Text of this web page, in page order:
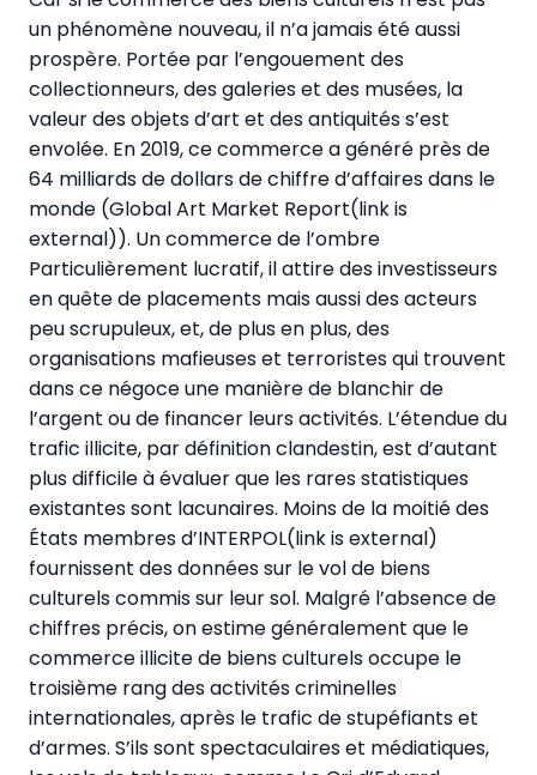
un phénomène nouveau, il n’a jamais été aussi
prospère. Portée par l’engouement des
collectionneurs, des galeries et des musées, la
valeur des objets d’art et des antiquités s’est
envolée. En 2019, ce commerce a généré près de
64 milliards de dollars de chiffre d’affaires dans le
monde (Global Art Market Report(link is
external)). Un commerce de l’ombre
Particulièrement lucratif, il attire des investisseurs
en quête de placements mais aussi des acteurs
peu scrupuleux, et, de plus en plus, des
organisations mafieuses et terroristes qui trouvent
dans ce négoce une manière de blanchir de
l’argent ou de financer leurs activités. L’étendue du
trafic illicite, par définition clandestin, est d’autant
plus difficile à évaluer que les rares statistiques
existantes sont lacunaires. Moins de la moitié des
États membres d’INTERPOL(link is external)
fournissent des données sur le vol de biens
culturels commis sur leur sol. Malgré l’absence de
chiffres précis, on estime généralement que le
commerce illicite de biens culturels occupe le
troisième rang des activités criminelles
internationales, après le trafic de stupéfiants et
d’armes. S’ils sont spectaculaires et médiatiques,